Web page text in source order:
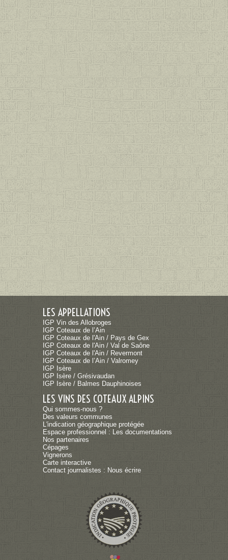
LES APPELLATIONS
IGP Vin des Allobroges
IGP Coteaux de l’Ain
IGP Coteaux de l'Ain / Pays de Gex
IGP Coteaux de l'Ain / Val de Saône
IGP Coteaux de l'Ain / Revermont
IGP Coteaux de l’Ain / Valromey
IGP Isère
IGP Isère / Grésivaudan
IGP Isère / Balmes Dauphinoises
LES VINS DES COTEAUX ALPINS
Qui sommes-nous ?
Des valeurs communes
L'indication géographique protégée
Espace professionnel : Les documentations
Nos partenaires
Cépages
Vignerons
Carte interactive
Contact journalistes : Nous écrire